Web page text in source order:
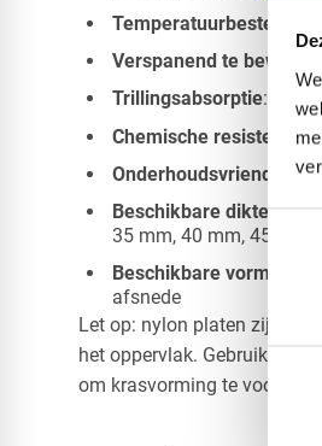
Verspanend te bewerken
Trillingsabsorptie:
Chemische resistentie:
Onderhoudsvriendelijk:
Beschikbare diktes: 8
35 mm, 40 mm, 45 mm,
Beschikbare vormen
:
afsnede
Let op: nylon platen zijn
het oppervlak. Gebruik een
om krasvorming te